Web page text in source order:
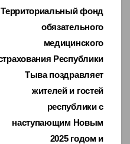
Территориальный фонд
обязательного
медицинского
Республики
Тыва поздравляет
жителей и гостей
республики с
наступающим Новым
2025 годом и